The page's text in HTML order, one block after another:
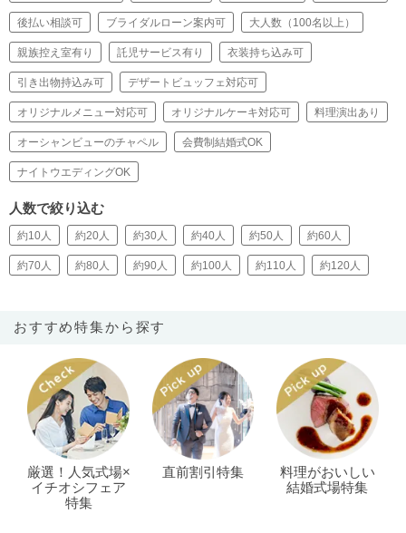
後払い相談可 ブライダルローン案内可 大人数（100名以上）
親族控え室有り 託児サービス有り 衣装持ち込み可
引き出物持込み可 デザートビュッフェ対応可
オリジナルメニュー対応可 オリジナルケーキ対応可 料理演出あり
オーシャンビューのチャペル 会費制結婚式OK
ナイトウエディングOK
人数で絞り込む
約10人 約20人 約30人 約40人 約50人 約60人
約70人 約80人 約90人 約100人 約110人 約120人
おすすめ特集から探す
厳選！人気式場×
イチオシフェア
特集
直前割引特集
料理がおいしい
結婚式場特集